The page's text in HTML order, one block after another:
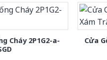
Cháy 2P1G2-a-
Cửa